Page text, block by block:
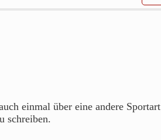
einmal über eine andere
schreiben.